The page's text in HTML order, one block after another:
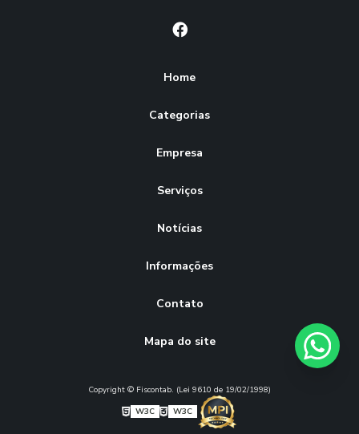
Home
Categorias
Empresa
Serviços
Notícias
Informações
Contato
Mapa do site
Copyright © Fiscontab. (Lei 9610 de 19/02/1998)
W3C
W3C